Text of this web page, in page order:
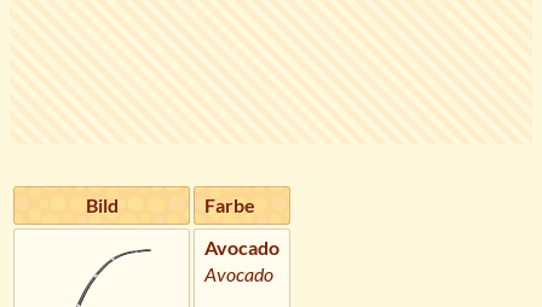
Bild
Farbe
Avocado
Avocado